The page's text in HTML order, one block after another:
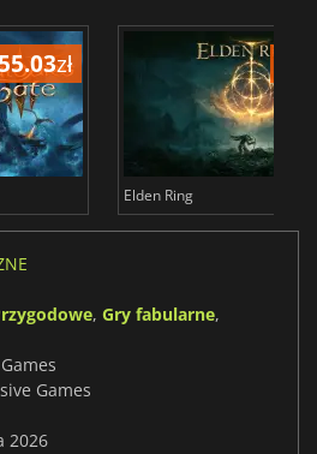
zł
Elden Ring
, Gry fabularne,
Games
2026